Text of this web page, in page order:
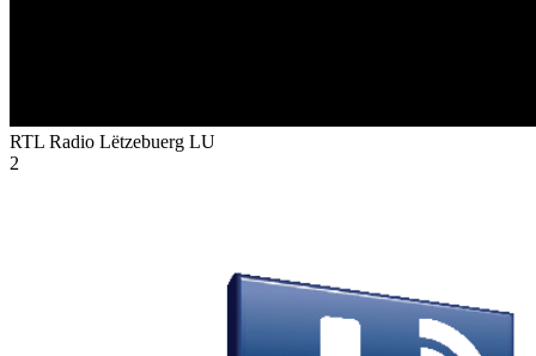
RTL Radio Lëtzebuerg LU
2